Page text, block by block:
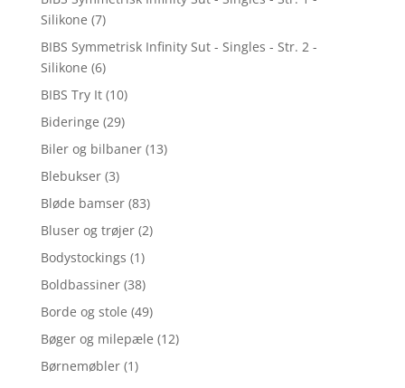
Silikone (7)
BIBS Symmetrisk Infinity Sut - Singles - Str. 2 -
Silikone (6)
BIBS Try It (10)
Bideringe (29)
Biler og bilbaner (13)
Blebukser (3)
Bløde bamser (83)
Bluser og trøjer (2)
Bodystockings (1)
Boldbassiner (38)
Borde og stole (49)
Bøger og milepæle (12)
Børnemøbler (1)